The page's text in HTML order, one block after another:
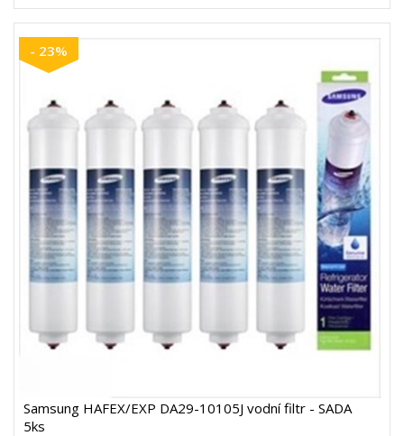
- 23%
Samsung HAFEX/EXP DA29-10105J vodní filtr - SADA
5ks